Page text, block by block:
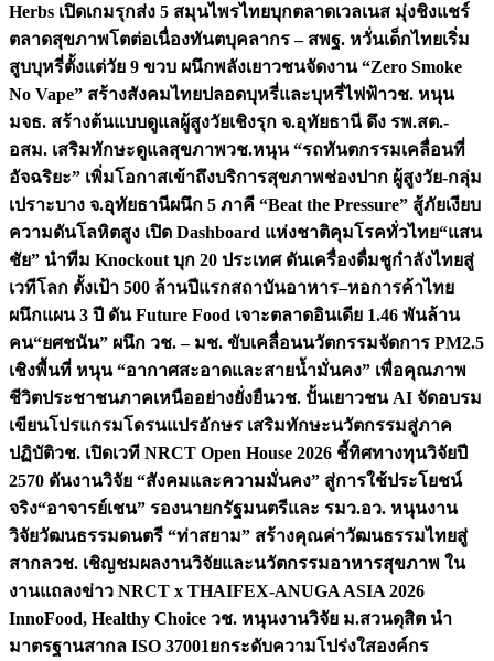
Herbs เปิดเกมรุกส่ง 5 สมุนไพรไทยบุกตลาดเวลเนส มุ่งชิงแชร์
ตลาดสุขภาพโตต่อเนื่องทันตบุคลากร – สพฐ. หวั่นเด็กไทยเริ่ม
สูบบุหรี่ตั้งแต่วัย 9 ขวบ ผนึกพลังเยาวชนจัดงาน “Zero Smoke
No Vape” สร้างสังคมไทยปลอดบุหรี่และบุหรี่ไฟฟ้าวช. หนุน
มจธ. สร้างต้นแบบดูแลผู้สูงวัยเชิงรุก จ.อุทัยธานี ดึง รพ.สต.-
อสม. เสริมทักษะดูแลสุขภาพวช.หนุน “รถทันตกรรมเคลื่อนที่
อัจฉริยะ” เพิ่มโอกาสเข้าถึงบริการสุขภาพช่องปาก ผู้สูงวัย-กลุ่ม
เปราะบาง จ.อุทัยธานีผนึก 5 ภาคี “Beat the Pressure” สู้ภัยเงียบ
ความดันโลหิตสูง เปิด Dashboard แห่งชาติคุมโรคทั่วไทย“แสน
ชัย” นำทีม Knockout บุก 20 ประเทศ ดันเครื่องดื่มชูกำลังไทยสู่
เวทีโลก ตั้งเป้า 500 ล้านปีแรกสถาบันอาหาร–หอการค้าไทย
ผนึกแผน 3 ปี ดัน Future Food เจาะตลาดอินเดีย 1.46 พันล้าน
คน“ยศชนัน” ผนึก วช. – มช. ขับเคลื่อนนวัตกรรมจัดการ PM2.5
เชิงพื้นที่ หนุน “อากาศสะอาดและสายน้ำมั่นคง” เพื่อคุณภาพ
ชีวิตประชาชนภาคเหนืออย่างยั่งยืนวช. ปั้นเยาวชน AI จัดอบรม
เขียนโปรแกรมโดรนแปรอักษร เสริมทักษะนวัตกรรมสู่ภาค
ปฏิบัติวช. เปิดเวที NRCT Open House 2026 ชี้ทิศทางทุนวิจัยปี
2570 ดันงานวิจัย “สังคมและความมั่นคง” สู่การใช้ประโยชน์
จริง“อาจารย์เชน” รองนายกรัฐมนตรีและ รมว.อว. หนุนงาน
วิจัยวัฒนธรรมดนตรี “ท่าสยาม” สร้างคุณค่าวัฒนธรรมไทยสู่
สากลวช. เชิญชมผลงานวิจัยและนวัตกรรมอาหารสุขภาพ ใน
งานแถลงข่าว NRCT x THAIFEX-ANUGA ASIA 2026
InnoFood, Healthy Choice วช. หนุนงานวิจัย ม.สวนดุสิต นำ
มาตรฐานสากล ISO 37001ยกระดับความโปร่งใสองค์กร